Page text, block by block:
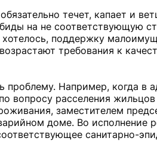
течет, капает и
на не соответствующую
поддержку
требования к
Например, когда в
вопросу расселения
заместителем
доме. Во исполнение
санитарно-